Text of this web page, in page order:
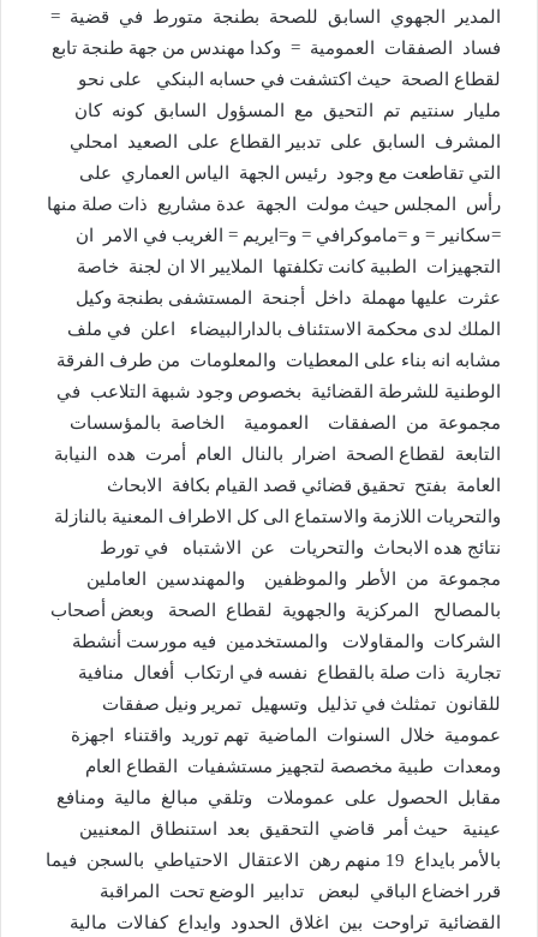
المدير الجهوي السابق للصحة بطنجة متورط في قضية =
فساد الصفقات العمومية = وكدا مهندس من جهة طنجة تابع
لقطاع الصحة حيث اكتشفت في حسابه البنكي على نحو
مليار سنتيم تم التحيق مع المسؤول السابق كونه كان
المشرف السابق على تدبير القطاع على الصعيد امحلي
التي تقاطعت مع وجود رئيس الجهة الياس العماري على
رأس المجلس حيث مولت الجهة عدة مشاريع ذات صلة منها
=سكانير = و =ماموكرافي = و=ايريم = الغريب في الامر ان
التجهيزات الطبية كانت تكلفتها الملايير الا ان لجنة خاصة
عثرت عليها مهملة داخل أجنحة المستشفى بطنجة وكيل
الملك لدى محكمة الاستئناف بالدارالبيضاء اعلن في ملف
مشابه انه بناء على المعطيات والمعلومات من طرف الفرقة
الوطنية للشرطة القضائية بخصوص وجود شبهة التلاعب في
مجموعة من الصفقات العمومية الخاصة بالمؤسسات
التابعة لقطاع الصحة اضرار بالنال العام أمرت هده النيابة
العامة بفتح تحقيق قضائي قصد القيام بكافة الابحاث
والتحريات اللازمة والاستماع الى كل الاطراف المعنية بالنازلة
نتائج هده الابحاث والتحريات عن الاشتباه في تورط
مجموعة من الأطر والموظفين والمهندسين العاملين
بالمصالح المركزية والجهوية لقطاع الصحة وبعض أصحاب
الشركات والمقاولات والمستخدمين فيه مورست أنشطة
تجارية ذات صلة بالقطاع نفسه في ارتكاب أفعال منافية
للقانون تمثلث في تذليل وتسهيل تمرير ونيل صفقات
عمومية خلال السنوات الماضية تهم توريد واقتناء اجهزة
ومعدات طبية مخصصة لتجهيز مستشفيات القطاع العام
مقابل الحصول على عموملات وتلقي مبالغ مالية ومنافع
عينية حيث أمر قاضي التحقيق بعد استنطاق المعنيين
بالأمر بايداع 19 منهم رهن الاعتقال الاحتياطي بالسجن فيما
قرر اخضاع الباقي لبعض تدابير الوضع تحت المراقبة
القضائية تراوحت بين اغلاق الحدود وايداع كفالات مالية